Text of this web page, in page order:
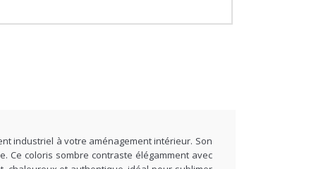
industriel à votre aménagement intérieur. Son
coloris sombre contraste élégamment avec